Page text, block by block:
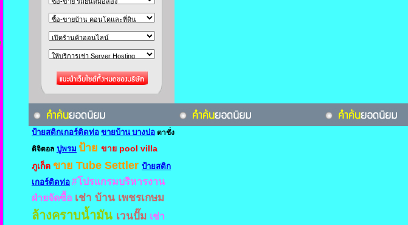
ป้ายสติกเกอร์ติดท่อ ขายบ้าน บางบ่อ ตาชั่ง
ดิจิตอล ปูพรม ป้าย ขาย pool villa
ภูเก็ต ขาย Tube Settler ป้ายสติก
เกอร์ติดท่อ #โปรแกรมบริหารงาน
ฝ่ายจัดซื้อ เช่า บ้าน เพชรเกษม
ล้างคราบน้ำมัน เวนปั๊ม เช่า